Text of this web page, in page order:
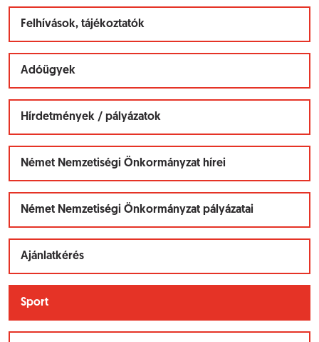
Felhívások, tájékoztatók
Adóügyek
Hírdetmények / pályázatok
Német Nemzetiségi Önkormányzat hírei
Német Nemzetiségi Önkormányzat pályázatai
Ajánlatkérés
Sport